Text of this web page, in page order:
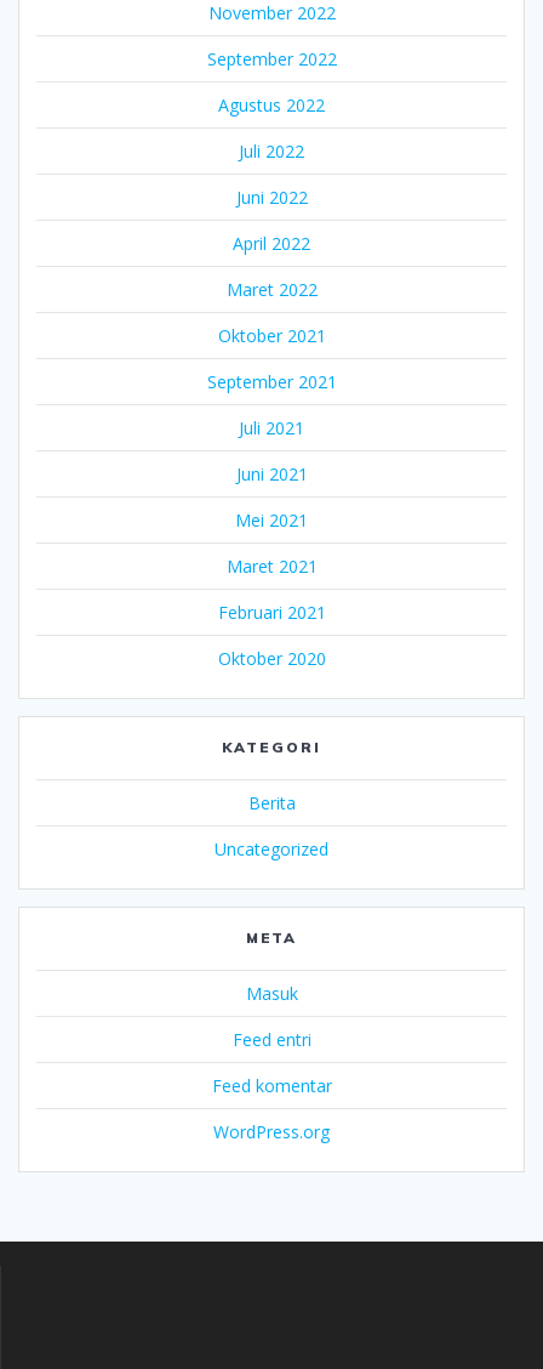
November 2022
September 2022
Agustus 2022
Juli 2022
Juni 2022
April 2022
Maret 2022
Oktober 2021
September 2021
Juli 2021
Juni 2021
Mei 2021
Maret 2021
Februari 2021
Oktober 2020
KATEGORI
Berita
Uncategorized
META
Masuk
Feed entri
Feed komentar
WordPress.org